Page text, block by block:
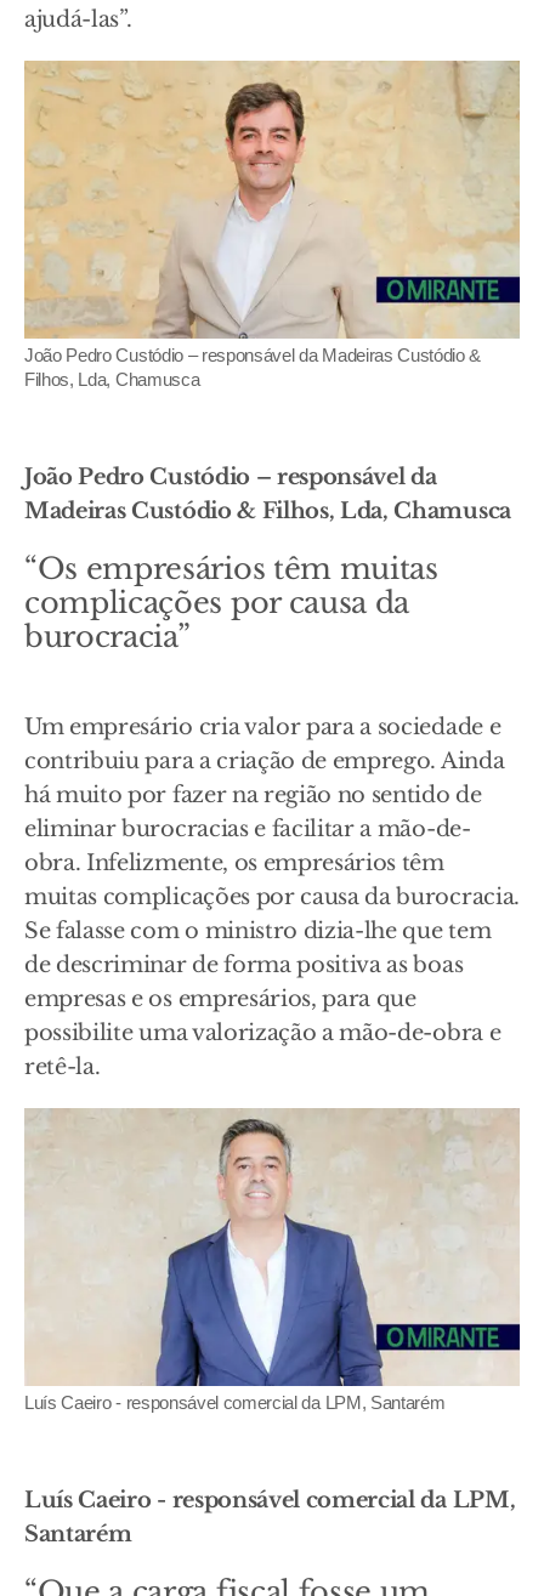
ajudá-las”.
João Pedro Custódio – responsável da Madeiras Custódio &
Filhos, Lda, Chamusca
João Pedro Custódio – responsável da
Madeiras Custódio & Filhos, Lda, Chamusca
“Os empresários têm muitas
complicações por causa da
burocracia”
Um empresário cria valor para a sociedade e
contribuiu para a criação de emprego. Ainda
há muito por fazer na região no sentido de
eliminar burocracias e facilitar a mão-de-
obra. Infelizmente, os empresários têm
muitas complicações por causa da burocracia.
Se falasse com o ministro dizia-lhe que tem
de descriminar de forma positiva as boas
empresas e os empresários, para que
possibilite uma valorização a mão-de-obra e
retê-la.
Luís Caeiro - responsável comercial da LPM, Santarém
Luís Caeiro - responsável comercial da LPM,
Santarém